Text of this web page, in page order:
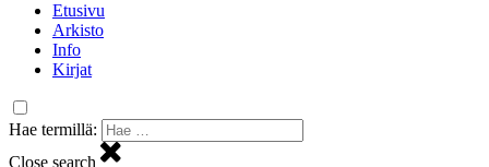
Etusivu
Arkisto
Info
Kirjat
Hae termillä:
Close search